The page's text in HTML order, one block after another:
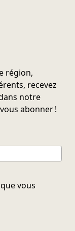
région,
recevez
notre
abonner !
vous